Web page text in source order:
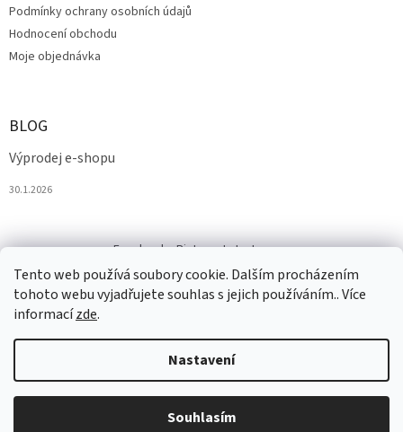
Tento web používá soubory cookie. Dalším procházením
tohoto webu vyjadřujete souhlas s jejich používáním.. Více
informacízde.
Nastavení
Souhlasím
Podmínky ochrany osobních údajů
Hodnocení obchodu
Moje objednávka
BLOG
Výprodej e-shopu
30.1.2026
Facebook Pinterest Instagram
Vytvořil Shoptet
Salesmall.cz. Všechna práva vyhrazena.